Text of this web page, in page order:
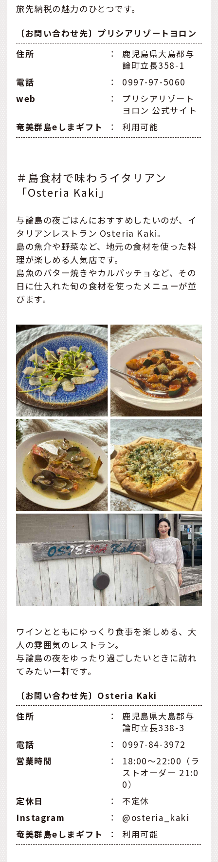
旅先納税の魅力のひとつです。
〔お問い合わせ先〕プリシアリゾートヨロン
住所
：
鹿児島県大島郡与
論町立長358-1
電話
：
0997-97-5060
web
：
プリシアリゾート
ヨロン 公式サイト
奄美群島eしまギフト
： 利用可能
＃島食材で味わうイタリアン
「Osteria Kaki」
与論島の夜ごはんにおすすめしたいのが、イ
タリアンレストラン Osteria Kaki。
島の魚介や野菜など、地元の食材を使った料
理が楽しめる人気店です。
島魚のバター焼きやカルパッチョなど、その
日に仕入れた旬の食材を使ったメニューが並
びます。
ワインとともにゆっくり食事を楽しめる、大
人の雰囲気のレストラン。
与論島の夜をゆったり過ごしたいときに訪れ
てみたい一軒です。
〔お問い合わせ先〕Osteria Kaki
住所
：
鹿児島県大島郡与
論町立長338-3
電話
：
0997-84-3972
営業時間
：
18:00〜22:00（ラ
ストオーダー 21:0
0）
定休日
：
不定休
Instagram
：
@osteria_kaki
奄美群島eしまギフト
： 利用可能